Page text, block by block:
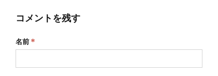
コメントを残す
名前 *